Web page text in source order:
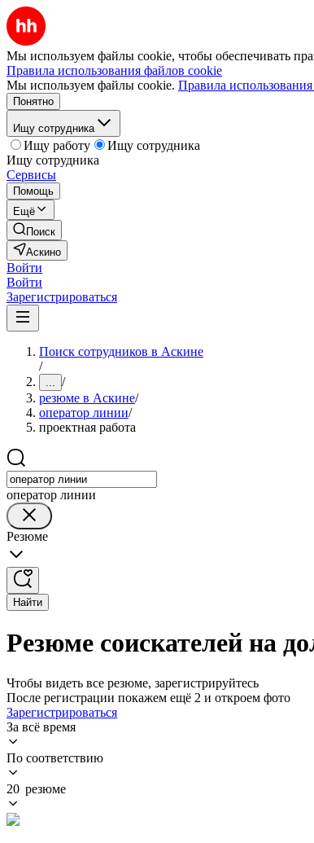
Мы используем файлы cookie, чтобы обеспечивать
Правила использования файлов cookie
Мы используем файлы cookie. Правила
Понятно
Ищу сотрудника
Ищу работу
Ищу сотрудника
Ищу сотрудника
Сервисы
Помощь
Ещё
Поиск
Аскино
Войти
Войти
Зарегистрироваться
Поиск сотрудников в Аскине
/
... /
резюме в Аскине/
оператор линии/
проектная работа
оператор линии
Резюме
Найти
Резюме соискателей на
Чтобы видеть все резюме, зарегистрируйтесь
После регистрации покажем ещё 2 и откроем фото
Зарегистрироваться
За всё время
По соответствию
20 резюме